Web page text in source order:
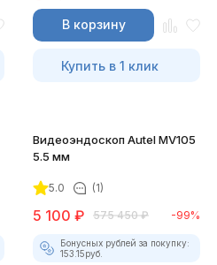
В корзину
Купить в 1 клик
Видеоэндоскоп Autel MV105
5.5 мм
5.0 (1)
5 100 ₽ 575 450 ₽ -99%
Бонусных рублей за покупку:
153.15руб.